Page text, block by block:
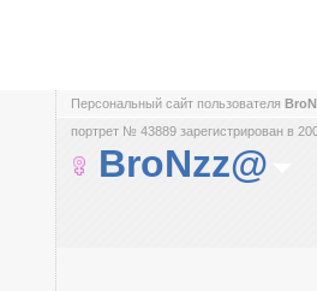
Персональный сайт пользователя
портрет № 43889 зарегистрирован в
BroNzz@